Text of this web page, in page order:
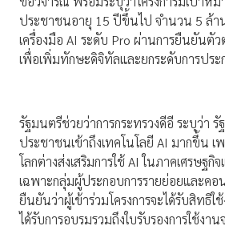
ประชาชนอายุ 15 ปีขึ้นไป จำนวน 5 ล้า
เครื่องมือ AI ระดับ Pro ผ่านการยืนยันตั
เพื่อเพิ่มทักษะดิจิทัลและยกระดับการปร
รัฐมนตรีช่วยว่าการกระทรวงดีอี ระบุว่า รั
ประชาชนเข้าถึงเทคโนโลยี AI มากขึ้น เ
โลกต่างส่งเสริมการใช้ AI ในภาคเศรษฐกิ
เฉพาะกลุ่มผู้ประกอบการรายย่อยและคอ
ยืนยันว่าผู้เข้าร่วมโครงการจะได้รับสิทธิ
ได้รับการอบรมรวมถึงใบรับรองการใช้งา